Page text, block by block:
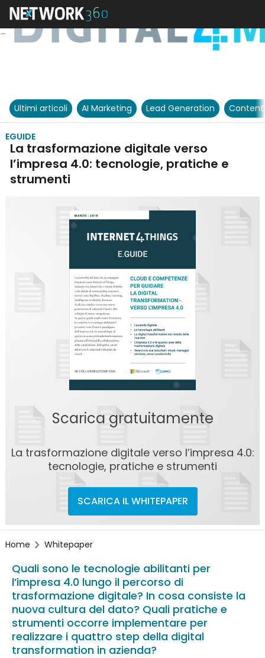
Ultimi articoli AI Marketing Lead Generation
EGUIDE
La trasformazione digitale verso
l’impresa 4.0: tecnologie, pratiche e
strumenti
Scarica gratuitamente
La trasformazione digitale verso l’impresa 4.0:
tecnologie, pratiche e strumenti
SCARICA IL WHITEPAPER
Home Whitepaper
Quali sono le tecnologie abilitanti per
l’impresa 4.0 lungo il percorso di
trasformazione digitale? In cosa consiste la
nuova cultura del dato? Quali pratiche e
strumenti occorre implementare per
realizzare i quattro step della digital
transformation in azienda?